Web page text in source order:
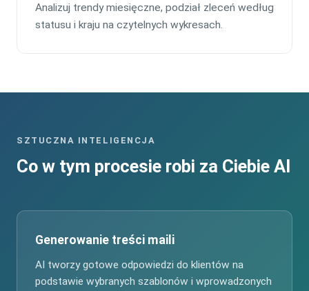
Analizuj trendy miesięczne, podział zleceń według
statusu i kraju na czytelnych wykresach.
SZTUCZNA INTELIGENCJA
Co w tym procesie robi za Ciebie AI
Generowanie treści maili
AI tworzy gotowe odpowiedzi do klientów na
podstawie wybranych szablonów i wprowadzonych